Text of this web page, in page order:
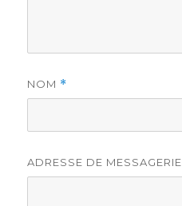
NOM *
ADRESSE DE MESSAGERIE